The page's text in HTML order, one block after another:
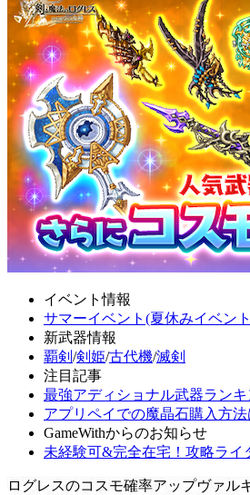
イベント情報
サマーイベント(夏休みイベン
新武器情報
覇剣 /剣姫/古代機/滅剣
注目記事
最強アディショナル武器ラン
アプリペイでの魔晶石購入方法
GameWithからのお知らせ
未経験可&完全在宅！攻略ライ
ログレスのコスモ確率アップヴァル